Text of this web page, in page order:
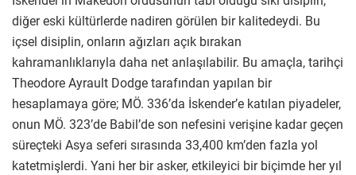
diğer eski kültürlerde nadiren görülen bir kalitedeydi. Bu
içsel disiplin, onların ağızları açık bırakan
kahramanlıklarıyla daha net anlaşılabilir. Bu amaçla, tarihçi
Theodore Ayrault Dodge tarafından yapılan bir
hesaplamaya göre; MÖ. 336’da İskender’e katılan piyadeler,
onun MÖ. 323’de Babil’de son nefesini verişine kadar geçen
süreçteki Asya seferi sırasında 33,400 km’den fazla yol
katetmişlerdi. Yani her bir asker, etkileyici bir biçimde her yıl